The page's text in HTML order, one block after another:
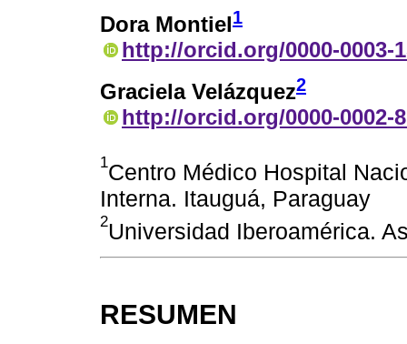
Dora Montiel1
http://orcid.org/0000-0003-
Graciela Velázquez2
http://orcid.org/0000-0002-
1Centro Médico Hospital
Interna. Itauguá, Paraguay
2Universidad Iberoamérica.
RESUMEN